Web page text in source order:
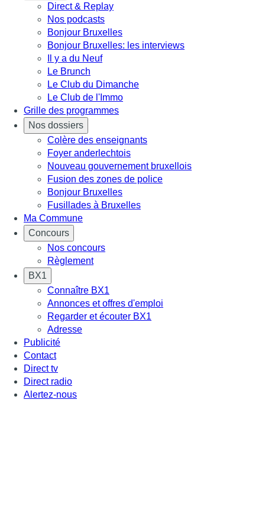
Direct & Replay
Nos podcasts
Bonjour Bruxelles
Bonjour Bruxelles: les interviews
Il y a du Neuf
Le Brunch
Le Club du Dimanche
Le Club de l'Immo
Grille des programmes
Nos dossiers
Colère des enseignants
Foyer anderlechtois
Nouveau gouvernement bruxellois
Fusion des zones de police
Bonjour Bruxelles
Fusillades à Bruxelles
Ma Commune
Concours
Nos concours
Règlement
BX1
Connaître BX1
Annonces et offres d'emploi
Regarder et écouter BX1
Adresse
Publicité
Contact
Direct tv
Direct radio
Alertez-nous